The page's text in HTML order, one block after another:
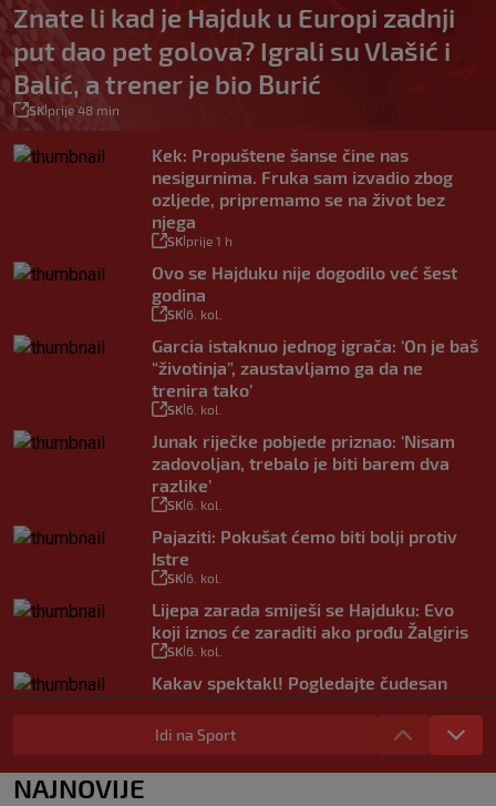
Znate li kad je Hajduk u Europi zadnji
put dao pet golova? Igrali su Vlašić i
Balić, a trener je bio Burić
SK prije 48 min
Kek: Propuštene šanse čine nas
nesigurnima. Fruka sam izvadio zbog
ozljede, pripremamo se na život bez
njega
SK prije 1 h
Ovo se Hajduku nije dogodilo već šest
godina
SK 6. kol.
Garcia istaknuo jednog igrača: ‘On je baš
“životinja”, zaustavljamo ga da ne
trenira tako’
SK 6. kol.
Junak riječke pobjede priznao: ‘Nisam
zadovoljan, trebalo je biti barem dva
razlike’
SK 6. kol.
Pajaziti: Pokušat ćemo biti bolji protiv
Istre
SK 6. kol.
Lijepa zarada smiješi se Hajduku: Evo
koji iznos će zaraditi ako prođu Žalgiris
SK 6. kol.
Kakav spektakl! Pogledajte čudesan
Rapsodija Hajduka u Litvi, playoff KL
praktički je osiguran! Majstorije Šege i
Idi na Sport
NAJNOVIJE